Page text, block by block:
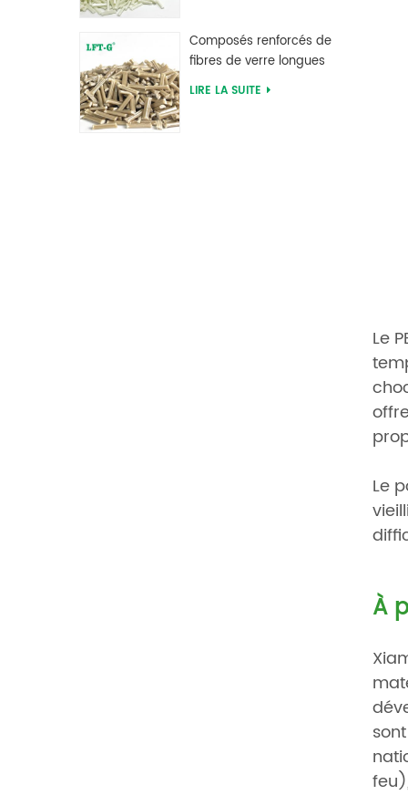
Composés renforcés de
fibres de verre longues
en sulfure de
LIRE LA SUITE
Le
Le
À